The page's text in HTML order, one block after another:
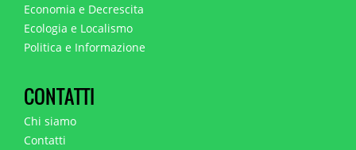
Economia e Decrescita
Ecologia e Localismo
Politica e Informazione
CONTATTI
Chi siamo
Contatti